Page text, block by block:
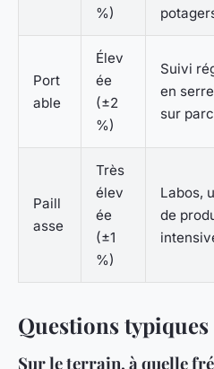
%)
Port
able
Élev
ée
(±2
%)
Suivi
en
sur
Paill
asse
Très
élev
ée
(±1
%)
Labos,
de
Questions typiques
Sur le terrain, à quelle